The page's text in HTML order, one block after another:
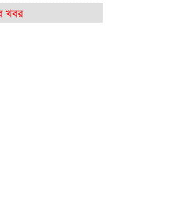
মিষ্টি বিকেল
খবর